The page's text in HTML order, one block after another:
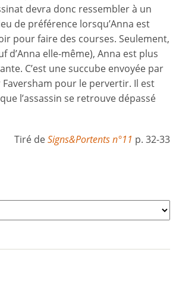
devra donc ressembler à un
de préférence lorsqu’Anna est
pour faire des courses. Seulement,
d’Anna elle-même), Anna est plus
C’est une succube envoyée par
pour le pervertir. Il est
l’assassin se retrouve dépassé
Tiré deSigns&Portents n°11 p. 32-33